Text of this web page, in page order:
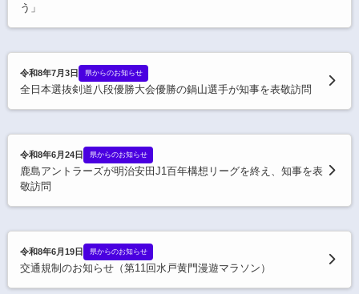
う」
令和8年7月3日 県からのお知らせ
全日本選抜剣道八段優勝大会優勝の鍋山選手が知事を表敬訪問
令和8年6月24日 県からのお知らせ
鹿島アントラーズが明治安田J1百年構想リーグを終え、知事を表
敬訪問
令和8年6月19日 県からのお知らせ
交通規制のお知らせ（第11回水戸黄門漫遊マラソン）